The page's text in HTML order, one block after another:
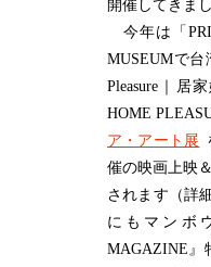
開催してきまし
今年は「
MUSEUMで
Pleasure｜居
HOME
ア・アート展
催の映画上映
されます（詳
にもマンボ
MAGAZINE』